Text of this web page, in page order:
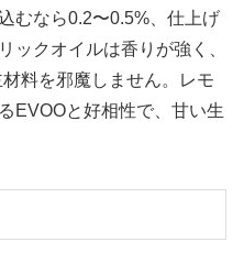
むなら0.2〜0.5%、仕上げ
ックオイルは香りが強く、
料を邪魔しません。レモ
EVOOと好相性で、甘い生